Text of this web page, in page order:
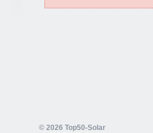
© 2026 Top50-Solar